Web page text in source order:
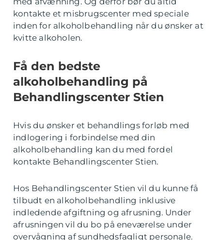
kontakte et misbrugscenter med speciale
inden for alkoholbehandling når du ønsker at
kvitte alkoholen.
Få den bedste
alkoholbehandling på
Behandlingscenter Stien
Hvis du ønsker et behandlings forløb med
indlogering i forbindelse med din
alkoholbehandling kan du med fordel
kontakte Behandlingscenter Stien.
Hos Behandlingscenter Stien vil du kunne få
tilbudt en alkoholbehandling inklusive
indledende afgiftning og afrusning. Under
afrusningen vil du bo på eneværelse under
overvågning af sundhedsfagligt personale.